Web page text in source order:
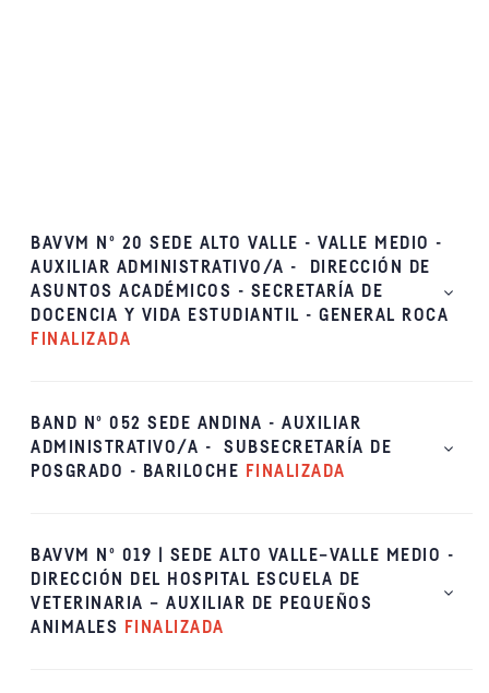
BAVVM Nº 20 SEDE ALTO VALLE - VALLE MEDIO -
AUXILIAR ADMINISTRATIVO/A - DIRECCIÓN DE
ASUNTOS ACADÉMICOS - SECRETARÍA DE
DOCENCIA Y VIDA ESTUDIANTIL - GENERAL ROCA
FINALIZADA
BAND Nº 052 SEDE ANDINA - AUXILIAR
ADMINISTRATIVO/A - SUBSECRETARÍA DE
POSGRADO - BARILOCHE
FINALIZADA
BAVVM Nº 019 | SEDE ALTO VALLE–VALLE MEDIO -
DIRECCIÓN DEL HOSPITAL ESCUELA DE
VETERINARIA – AUXILIAR DE PEQUEÑOS
ANIMALES
FINALIZADA